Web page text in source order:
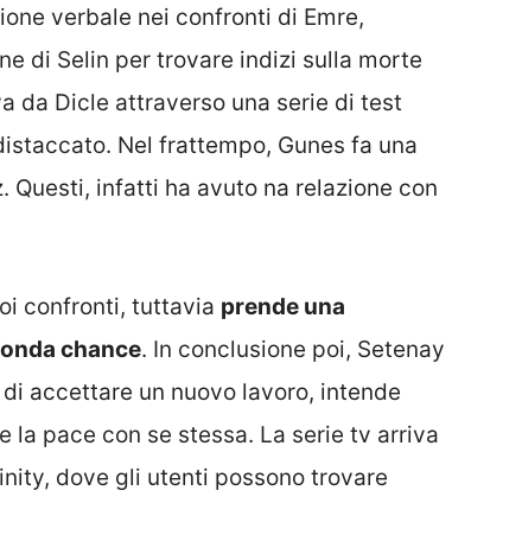
verbale nei confronti di Emre,
di Selin per trovare indizi sulla morte
da Dicle attraverso una serie di test
Nel frattempo, Gunes fa una
infatti ha avuto na relazione con
confronti, tuttavia prende una
chance. In conclusione poi, Setenay
accettare un nuovo lavoro, intende
pace con se stessa. La serie tv arriva
dove gli utenti possono trovare